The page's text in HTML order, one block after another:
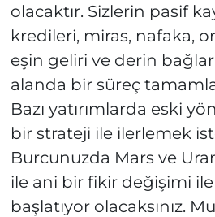
olacaktır. Sizlerin pasif
kredileri, miras, nafaka,
eşin geliri ve derin
alanda bir süreç
Bazı yatırımlarda eski
bir strateji ile ilerlemek
Burcunuzda Mars ve
ile ani bir fikir değişimi
başlatıyor olacaksınız.